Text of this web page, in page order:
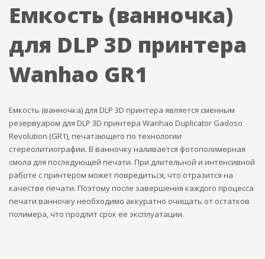
Емкость (ванночка)
для DLP 3D принтера
Wanhao GR1
Емкость (ванночка) для DLP 3D принтера является сменным
резервуаром для DLP 3D принтера Wanhao Duplicator Gadoso
Revolution (GR1), печатающего по технологии
стереолитиографии. В ванночку наливается фотополимерная
смола для последующей печати. При длительной и интенсивной
работе с принтером может повредиться, что отразится на
качестве печати. Поэтому после завершения каждого процесса
печати ванночку необходимо аккуратно очищать от остатков
полимера, что продлит срок ее эксплуатации.